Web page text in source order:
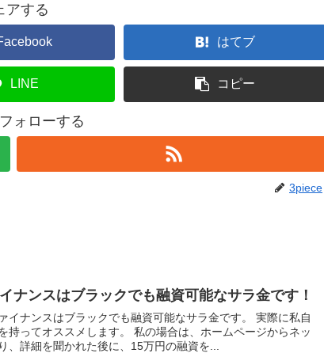
アする
はてブ
LINE コピー
ォローする
3piece
ナンスはブラックでも融資可能なサラ金です！
イナンスはブラックでも融資可能なサラ金です。 実際に私自
持ってオススメします。 私の場合は、ホームページからネッ
、詳細を聞かれた後に、15万円の融資を...